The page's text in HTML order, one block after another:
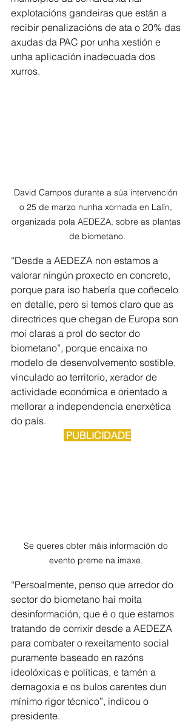
explotacións gandeiras que están a
recibir penalizacións de ata o 20% das
axudas da PAC por unha xestión e
unha aplicación inadecuada dos
xurros.
David Campos durante a súa intervención
o 25 de marzo nunha xornada en Lalín,
organizada pola AEDEZA, sobre as plantas
de biometano.
“Desde a AEDEZA non estamos a
valorar ningún proxecto en concreto,
porque para iso habería que coñecelo
en detalle, pero si temos claro que as
directrices que chegan de Europa son
moi claras a prol do sector do
biometano”, porque encaixa no
modelo de desenvolvemento sostible,
vinculado ao territorio, xerador de
actividade económica e orientado a
mellorar a independencia enerxética
do país.
PUBLICIDADE
Se queres obter máis información do
evento preme na imaxe.
“Persoalmente, penso que arredor do
sector do biometano hai moita
desinformación, que é o que estamos
tratando de corrixir desde a AEDEZA
para combater o rexeitamento social
puramente baseado en razóns
ideolóxicas e políticas, e tamén a
demagoxia e os bulos carentes dun
mínimo rigor técnico”, indicou o
presidente.